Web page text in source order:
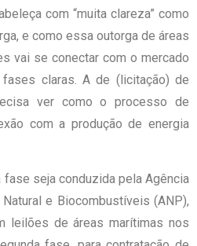
com “muita clareza” como
e como essa outorga de áreas
vai se conectar com o mercado
fases claras. A de (licitação) de
ver como o processo de
com a produção de energia
fase seja conduzida pela Agência
e Biocombustíveis (ANP),
leilões de áreas marítimas nos